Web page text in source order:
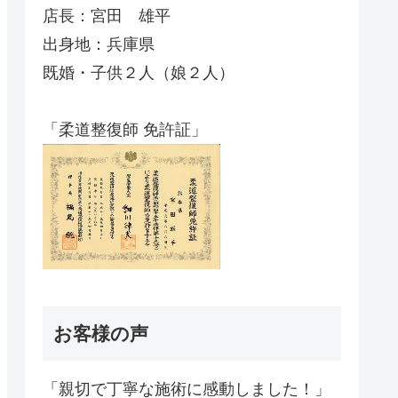
店長：宮田 雄平
出身地：兵庫県
既婚・子供２人（娘２人）
「柔道整復師 免許証」
お客様の声
「親切で丁寧な施術に感動しました！」